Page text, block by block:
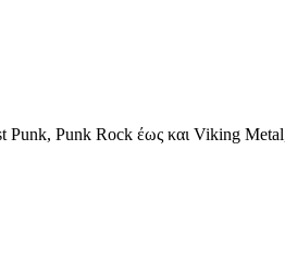
Punk, Punk Rock έως και Viking